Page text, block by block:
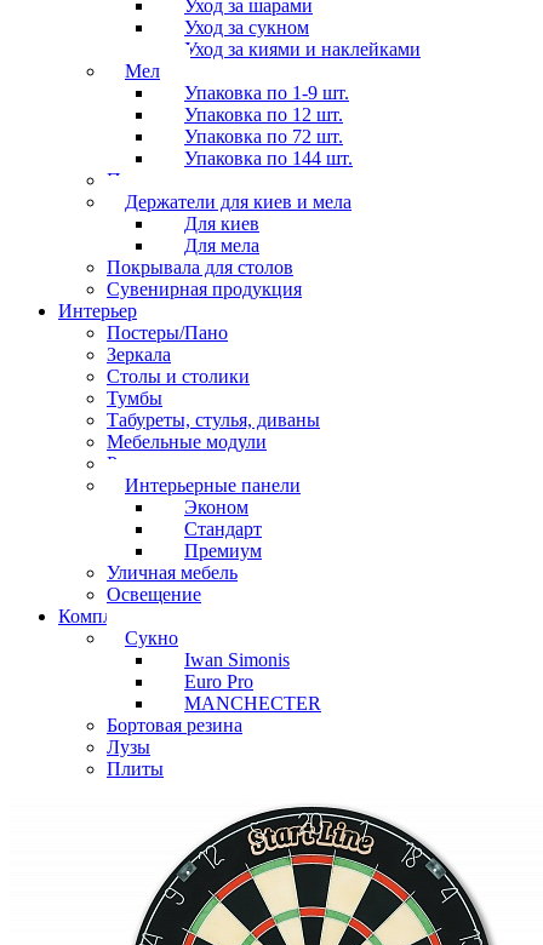
Уход за шарами
Уход за сукном
Уход за киями и наклейками
Мел
Упаковка по 1-9 шт.
Упаковка по 12 шт.
Упаковка по 72 шт.
Упаковка по 144 шт.
Перчатки
Держатели для киев и мела
Для киев
Для мела
Покрывала для столов
Сувенирная продукция
Интерьер
Постеры/Пано
Зеркала
Столы и столики
Тумбы
Табуреты, стулья, диваны
Мебельные модули
Рамы под картины
Интерьерные панели
Эконом
Стандарт
Премиум
Уличная мебель
Освещение
Комплектующие
Сукно
Iwan Simonis
Euro Pro
MANCHECTER
Бортовая резина
Лузы
Плиты